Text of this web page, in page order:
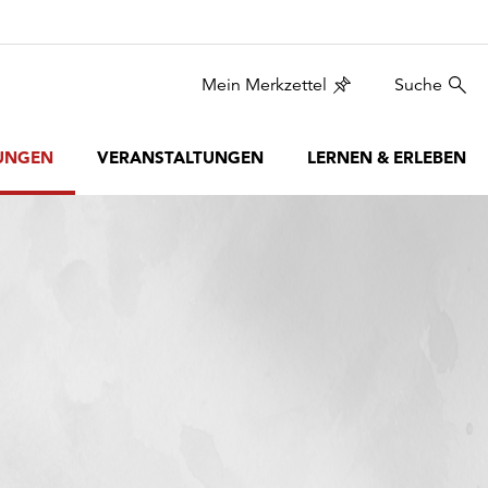
Mein Merkzettel Suche
VERANSTALTUNGEN LERNEN & ERLEBEN